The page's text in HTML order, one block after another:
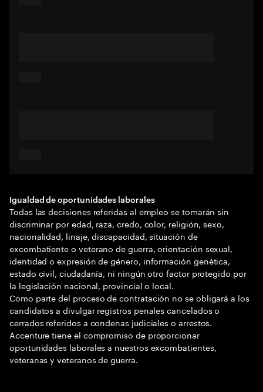
Igualdad de oportunidades laborales
Todas las decisiones referidas al empleo se tomarán sin
discriminar por edad, raza, credo, color, religión, sexo,
nacionalidad, linaje, discapacidad, situación de
excombatiente o veterano de guerra, orientación sexual,
identidad o expresión de género, información genética,
estado civil, ciudadanía, ni ningún otro factor protegido por
la legislación nacional, provincial o local.
Como parte del proceso de contratación no se obligará a los
candidatos a divulgar registros penales cancelados o
cerrados referidos a condenas judiciales o arrestos.
Accenture tiene el compromiso de proporcionar
oportunidades laborales a nuestros excombatientes,
veteranas y veteranos de guerra.